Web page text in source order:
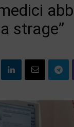
strage”